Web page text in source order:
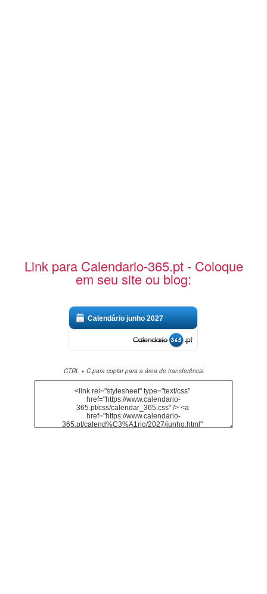
Link para Calendario-365.pt - Coloque
em seu site ou blog:
Calendário junho 2027
CTRL + C para copiar para a área de transferência